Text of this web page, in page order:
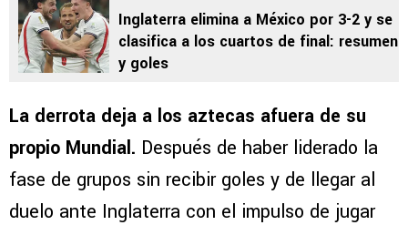
Inglaterra elimina a México por 3-2 y se
clasifica a los cuartos de final: resumen
y goles
La derrota deja a los aztecas afuera de su
propio Mundial. Después de haber liderado la
fase de grupos sin recibir goles y de llegar al
duelo ante Inglaterra con el impulso de jugar